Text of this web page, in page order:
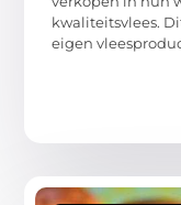
kwaliteitsvlees.
eigen